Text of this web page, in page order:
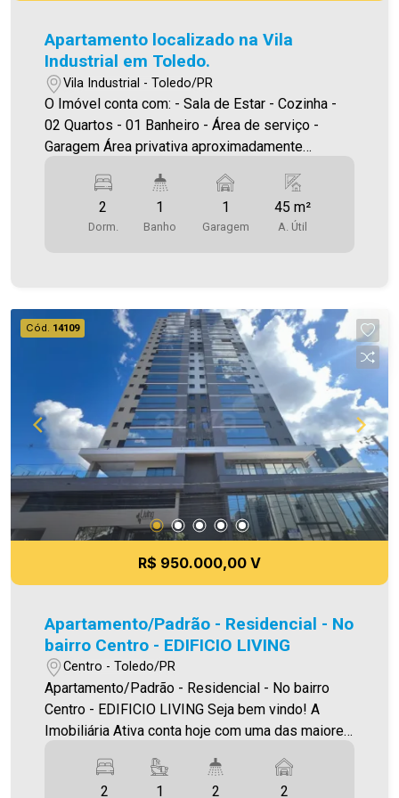
Apartamento localizado na Vila
Industrial em Toledo.
Vila Industrial - Toledo/PR
O Imóvel conta com: - Sala de Estar - Cozinha -
02 Quartos - 01 Banheiro - Área de serviço -
Garagem Área privativa aproximadamente
maiores carteiras de imóveis administrados da
cidade, atuando com excelência tanto na locação
quanto na venda. Aproveite essa oportunidade,
corrigir qualquer erro de digitação e/ou ortografia,
bem como alteração dos preços e imagens.
Fotos meramente ilustrativas
2
Dorm.
1
Banho
1
Garagem
45 m²
A. Útil
Cód. 14109
R$ 950.000,00 V
Apartamento/Padrão - Residencial - No
bairro Centro - EDIFICIO LIVING
Centro - Toledo/PR
Apartamento/Padrão - Residencial - No bairro
Centro - EDIFICIO LIVING Seja bem vindo! A
Imobiliária Ativa conta hoje com uma das maiores
tanto para locação quanto para venda. Confira
2 1 2 2